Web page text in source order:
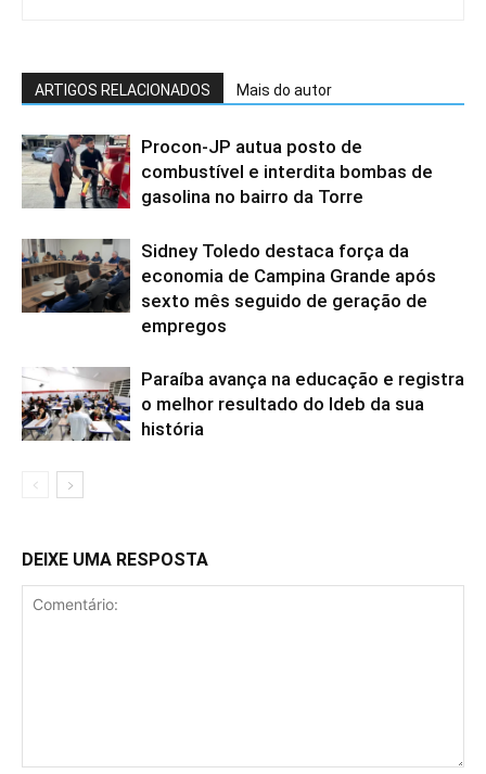
ARTIGOS RELACIONADOS Mais do autor
Procon-JP autua posto de
combustível e interdita bombas de
gasolina no bairro da Torre
Sidney Toledo destaca força da
economia de Campina Grande após
sexto mês seguido de geração de
empregos
Paraíba avança na educação e registra
o melhor resultado do Ideb da sua
história
DEIXE UMA RESPOSTA